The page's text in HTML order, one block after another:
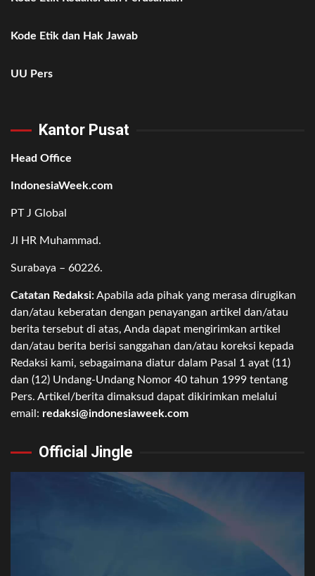
Kode Etik dan Hak Jawab
UU Pers
Kantor Pusat
Head Office
IndonesiaWeek.com
PT J Global
Jl HR Muhammad.
Surabaya – 60226.
Catatan Redaksi:Apabila ada pihak yang merasa dirugikan
dan/atau keberatan dengan penayangan artikel dan/atau
berita tersebut di atas, Anda dapat mengirimkan artikel
dan/atau berita berisi sanggahan dan/atau koreksi kepada
Redaksi kami, sebagaimana diatur dalam Pasal 1 ayat (11)
dan (12) Undang-Undang Nomor 40 tahun 1999 tentang
Pers. Artikel/berita dimaksud dapat dikirimkan melalui
email: redaksi@indonesiaweek.com
Official Jingle